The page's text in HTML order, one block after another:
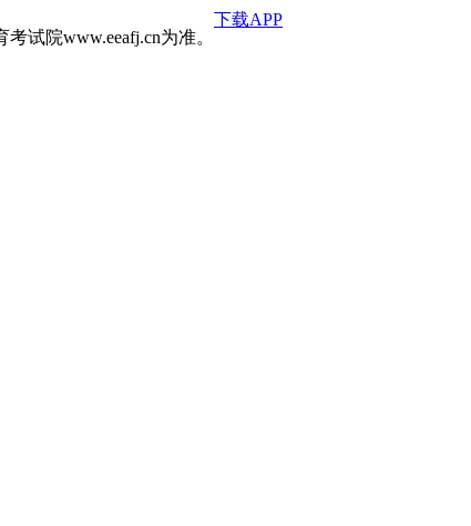
试院www.eeafj.cn为准。
下载APP